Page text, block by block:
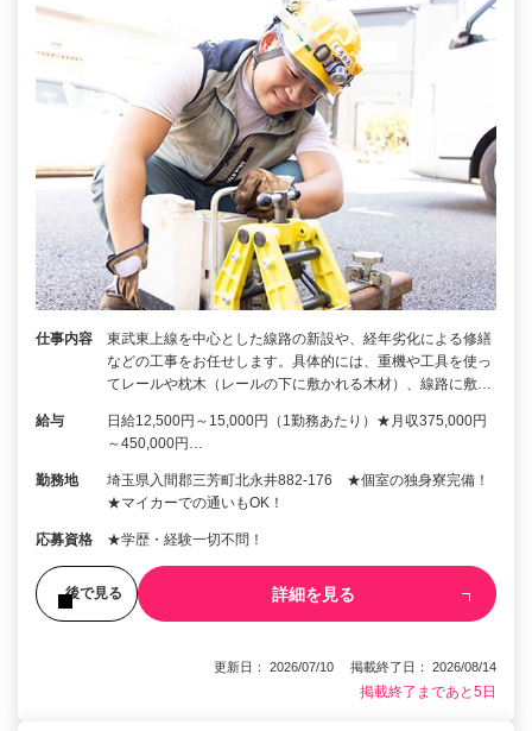
仕事内容
東武東上線を中心とした線路の新設や、経年劣化による修繕
などの工事をお任せします。具体的には、重機や工具を使っ
てレールや枕木（レールの下に敷かれる木材）、線路に敷…
給与
日給12,500円～15,000円（1勤務あたり）★月収375,000円
～450,000円…
勤務地
埼玉県入間郡三芳町北永井882-176 ★個室の独身寮完備！
★マイカーでの通いもOK！
応募資格 ★学歴・経験一切不問！
後で見る 詳細を見る
更新日： 2026/07/10 掲載終了日： 2026/08/14
掲載終了まであと5日